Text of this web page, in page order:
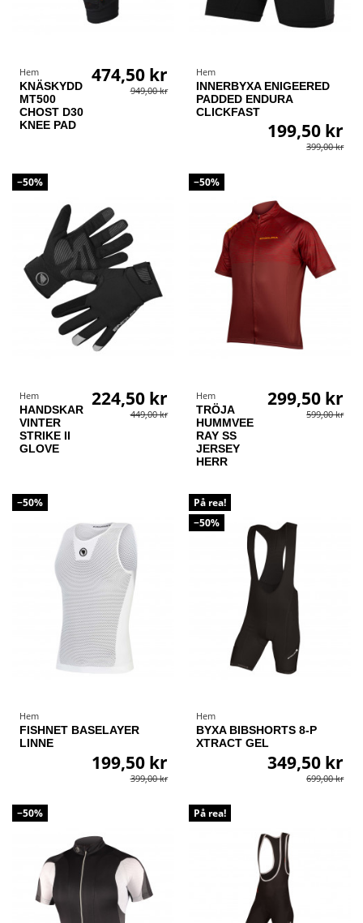
Hem
KNÄSKYDD
MT500
CHOST D30
KNEE PAD
474,50 kr
949,00 kr
Hem
INNERBYXA ENIGEERED
PADDED ENDURA
CLICKFAST
199,50 kr
399,00 kr
−50%
Hem
HANDSKAR
VINTER
STRIKE II
GLOVE
224,50 kr
449,00 kr
−50%
Hem
TRÖJA
HUMMVEE
RAY SS
JERSEY
HERR
299,50 kr
599,00 kr
−50%
Hem
FISHNET BASELAYER
LINNE
199,50 kr
399,00 kr
På rea!
−50%
Hem
BYXA BIBSHORTS 8-P
XTRACT GEL
349,50 kr
699,00 kr
−50% På rea!